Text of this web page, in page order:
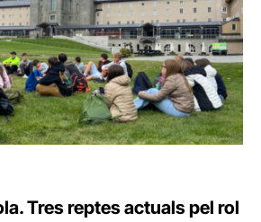
Tres reptes actuals pel rol